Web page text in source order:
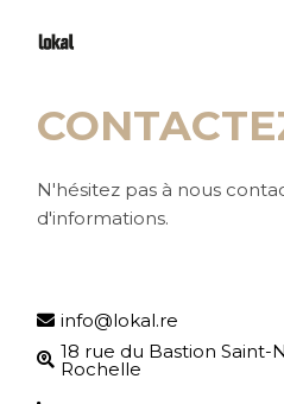
N'hésitez pas à nous
d'informations.
info@lokal.re
18 rue du Bastion Saint-
Rochelle